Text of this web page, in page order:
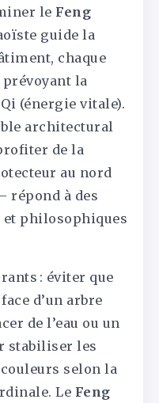
le Feng
guide la
chaque
prévoyant la
(énergie vitale).
architectural
de la
au nord
répond à des
philosophiques
: éviter que
d’un arbre
de l’eau ou un
stabiliser les
selon la
Le Feng